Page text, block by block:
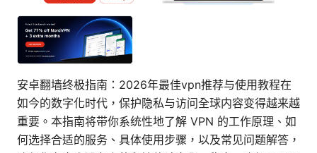
安卓翻墙终极指南：2026年最佳vpn推荐与使用教程在
如今的数字化时代，保护隐私与访问全球内容变得越来越
重要。本指南将带你系统性地了解 VPN 的工作原理、如
何选择合适的服务、具体使用步骤，以及常见问题解答，